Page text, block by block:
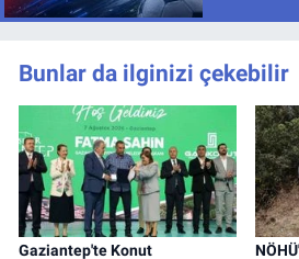
Bunlar da ilginizi çekebilir
Gaziantep'te Konut